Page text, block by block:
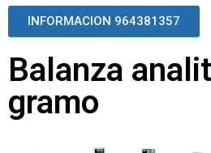
INFORMACION 964381357
Balanza
gramo